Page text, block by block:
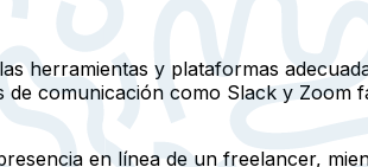
herramientas y plataformas
comunicación como Slack y Zoom
en línea de un freelancer,